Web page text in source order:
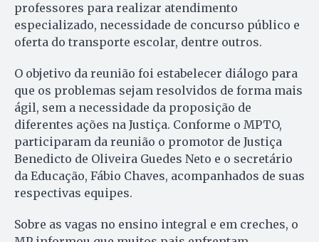
professores para realizar atendimento
especializado, necessidade de concurso público e
oferta do transporte escolar, dentre outros.
O objetivo da reunião foi estabelecer diálogo para
que os problemas sejam resolvidos de forma mais
ágil, sem a necessidade da proposição de
diferentes ações na Justiça. Conforme o MPTO,
participaram da reunião o promotor de Justiça
Benedicto de Oliveira Guedes Neto e o secretário
da Educação, Fábio Chaves, acompanhados de suas
respectivas equipes.
Sobre as vagas no ensino integral e em creches, o